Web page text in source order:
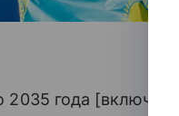
года